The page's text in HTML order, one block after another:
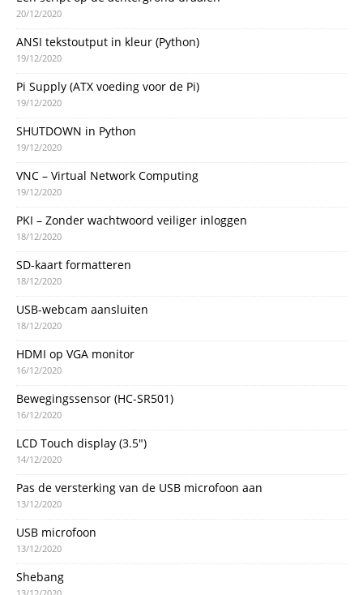
20/12/2020
ANSI tekstoutput in kleur (Python)
19/12/2020
Pi Supply (ATX voeding voor de Pi)
19/12/2020
SHUTDOWN in Python
19/12/2020
VNC – Virtual Network Computing
19/12/2020
PKI – Zonder wachtwoord veiliger inloggen
18/12/2020
SD-kaart formatteren
18/12/2020
USB-webcam aansluiten
18/12/2020
HDMI op VGA monitor
16/12/2020
Bewegingssensor (HC-SR501)
16/12/2020
LCD Touch display (3.5″)
14/12/2020
Pas de versterking van de USB microfoon aan
13/12/2020
USB microfoon
13/12/2020
Shebang